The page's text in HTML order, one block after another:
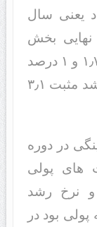
یعنی سال
مصرف نهایی بخش
خصوصی به ترتیب نرخ رشد منفی ۱٫۷ و ۱ درصد
را تجربه کرد که در سال ۱۳۹۳ به رشد مثبت ۳٫۱
در دوره
های پولی
از ۲۹ درصد و نرخ رشد
بود در